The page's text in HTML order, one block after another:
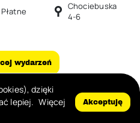
Płatne
Chociebuska
4-6
wydarzeń
dzięki
lepiej. Więcej
Akceptuję